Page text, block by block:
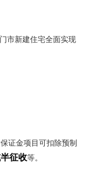
市新建住宅全面实现
保证金项目可扣除预制
征收等。